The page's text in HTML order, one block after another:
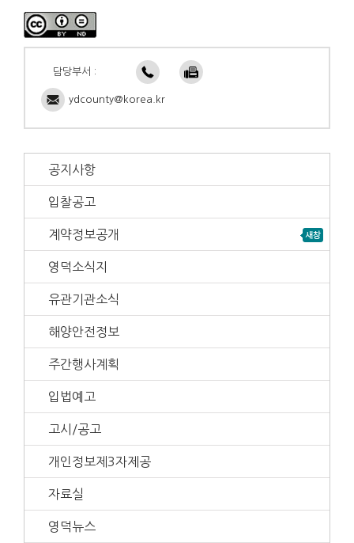
담당부서 :
ydcounty@korea.kr
공지사항
입찰공고
계약정보공개
영덕소식지
유관기관소식
해양안전정보
주간행사계획
입법예고
고시/공고
개인정보제3자제공
자료실
영덕뉴스